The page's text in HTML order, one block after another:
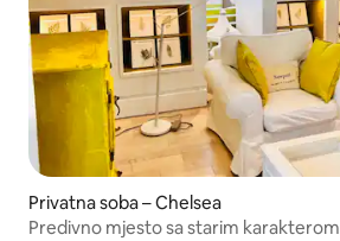
Privatna soba – Chelsea
Predivno mjesto sa starim karakterom